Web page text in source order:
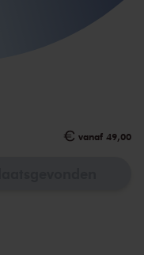
vanaf 49,00